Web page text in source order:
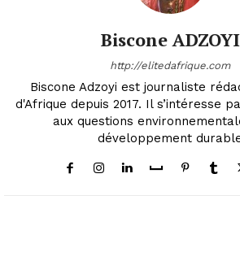
Biscone ADZOYI
http://elitedafrique.com
Biscone Adzoyi est journaliste
d'Afrique depuis 2017. Il s’intéresse
aux questions
développement